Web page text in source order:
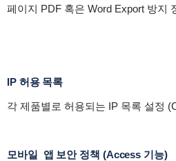
페이지 PDF 혹은 Word Export 방지
IP 허용 목록
각 제품별로 허용되는 IP 목록 설정
모바일 앱 보안 정책 (Access 기능)